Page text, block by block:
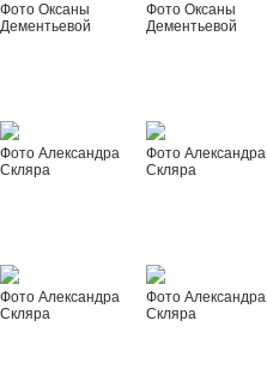
Фото Оксаны
Дементьевой
Фото Оксаны
Дементьевой
Фото Александра
Скляра
Фото Александра
Скляра
Фото Александра
Скляра
Фото Александра
Скляра